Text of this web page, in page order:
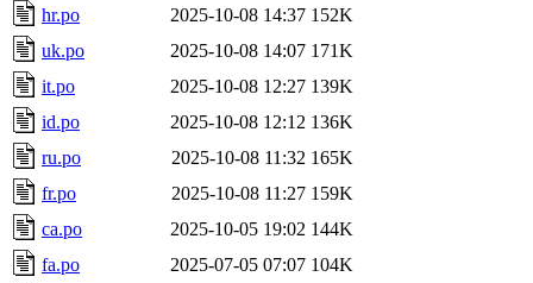
hr.po
2025-10-08 14:37 152K
uk.po
2025-10-08 14:07 171K
it.po
2025-10-08 12:27 139K
id.po
2025-10-08 12:12 136K
ru.po
2025-10-08 11:32 165K
fr.po
2025-10-08 11:27 159K
ca.po
2025-10-05 19:02 144K
fa.po
2025-07-05 07:07 104K